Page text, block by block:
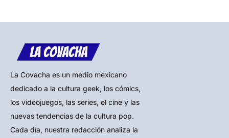
La Covacha es un medio mexicano
dedicado a la cultura geek, los cómics,
los videojuegos, las series, el cine y las
nuevas tendencias de la cultura pop.
Cada día, nuestra redacción analiza la